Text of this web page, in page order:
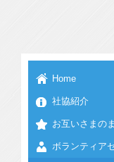
Home
社協紹介
お互いさまの
ボランティア